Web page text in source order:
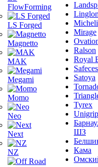
FlowForming
LS Forged
Magnetto
MAK
Megami
Momo
Neo
Next
NZ
Mirage
Ralson
Royal
Satoya
Tyrex
Unigrip
ШЗ
Кама